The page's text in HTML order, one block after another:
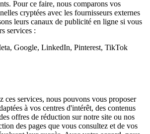
Pour ce faire, nous comparons vos
cryptées avec les fournisseurs externes
leurs canaux de publicité en ligne si vous
services :
Google, LinkedIn, Pinterest, TikTok
ces services, nous pouvons vous proposer
à vos centres d'intérêt, des contenus
offres de réduction sur notre site ou nos
des pages que vous consultez et de vos